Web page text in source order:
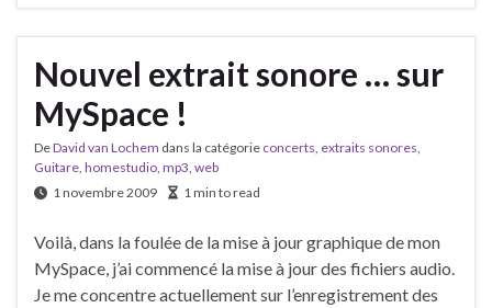
Nouvel extrait sonore … sur
MySpace !
DeDavid van Lochem dans la catégorie concerts extraits sonores
Guitare homestudio mp3 web
1 novembre 2009
1 min to read
Voilà, dans la foulée de la mise à jour graphique de mon
MySpace, j’ai commencé la mise à jour des fichiers audio.
Je me concentre actuellement sur l’enregistrement des